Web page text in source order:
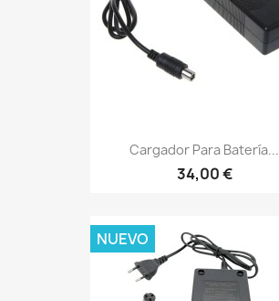
Cargador Para Batería...
34,00 €
NUEVO